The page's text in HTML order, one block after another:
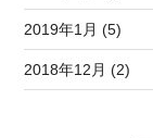
2019年1月 (5)
2018年12月 (2)